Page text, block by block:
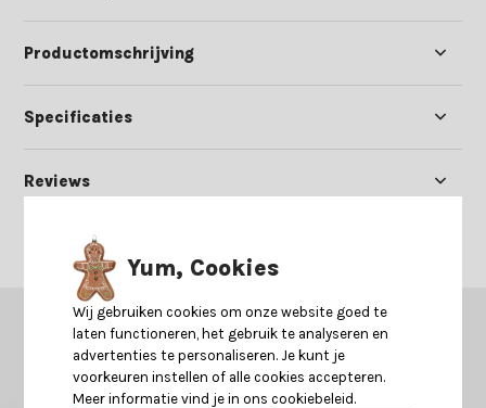
Productomschrijving
Specificaties
Reviews
GERELATEERDE PRODUCTEN
Misschien is dit ook iets voor je?
Yum, Cookies
Wij gebruiken cookies om onze website goed te
laten functioneren, het gebruik te analyseren en
advertenties te personaliseren. Je kunt je
voorkeuren instellen of alle cookies accepteren.
Meer informatie vind je in ons cookiebeleid.